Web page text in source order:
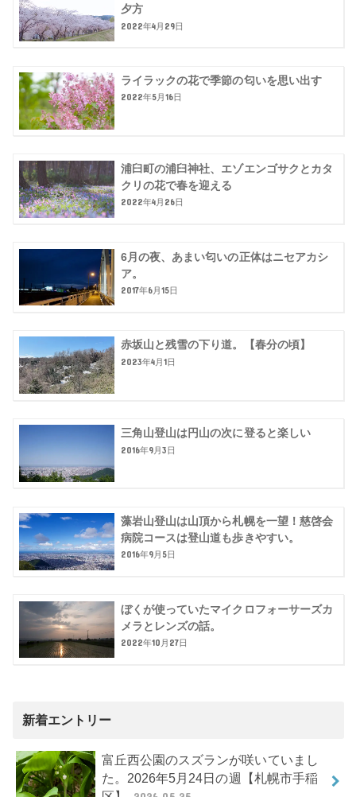
夕方
2022年4月29日
ライラックの花で季節の匂いを思い出す
2022年5月16日
浦臼町の浦臼神社、エゾエンゴサクとカタ
クリの花で春を迎える
2022年4月26日
6月の夜、あまい匂いの正体はニセアカシ
ア。
2017年6月15日
赤坂山と残雪の下り道。【春分の頃】
2023年4月1日
三角山登山は円山の次に登ると楽しい
2016年9月3日
藻岩山登山は山頂から札幌を一望！慈啓会
病院コースは登山道も歩きやすい。
2016年9月5日
ぼくが使っていたマイクロフォーサーズカ
メラとレンズの話。
2022年10月27日
新着エントリー
富丘西公園のスズランが咲いていまし
た。2026年5月24日の週【札幌市手稲